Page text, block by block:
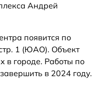
Андрей
появится по
1 (ЮАО). Объект
в городе. Работы по
в 2024 году.